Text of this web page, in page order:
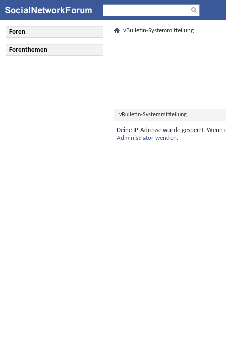
Foren
Forenthemen
vBulletin-Systemmitteilung
vBulletin-Systemmitteilung
Deine IP-Adresse wurde gesperrt.
Administrator wenden.